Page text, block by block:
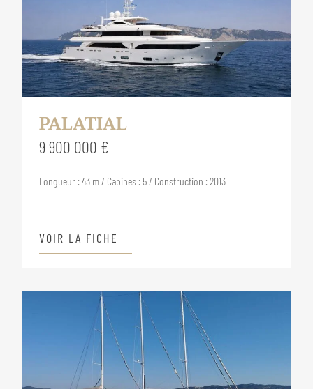
PALATIAL
9 900 000 €
Longueur : 43 m / Cabines : 5 / Construction : 2013
VOIR LA FICHE